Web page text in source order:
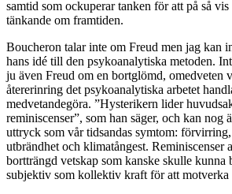
samtid som ockuperar tanken för att på så
tänkande om framtiden.
Boucheron talar inte om Freud men jag kan
hans idé till den psykoanalytiska metoden.
ju även Freud om en bortglömd, omedveten
återerinring det psykoanalytiska arbetet
medvetandegöra. ”Hysterikern lider
reminiscenser”, som han säger, och kan nog
uttryck som vår tidsandas symtom:
utbrändhet och klimatångest. Reminiscenser
bortträngd vetskap som kanske skulle kunna
subjektiv som kollektiv kraft för att motverka